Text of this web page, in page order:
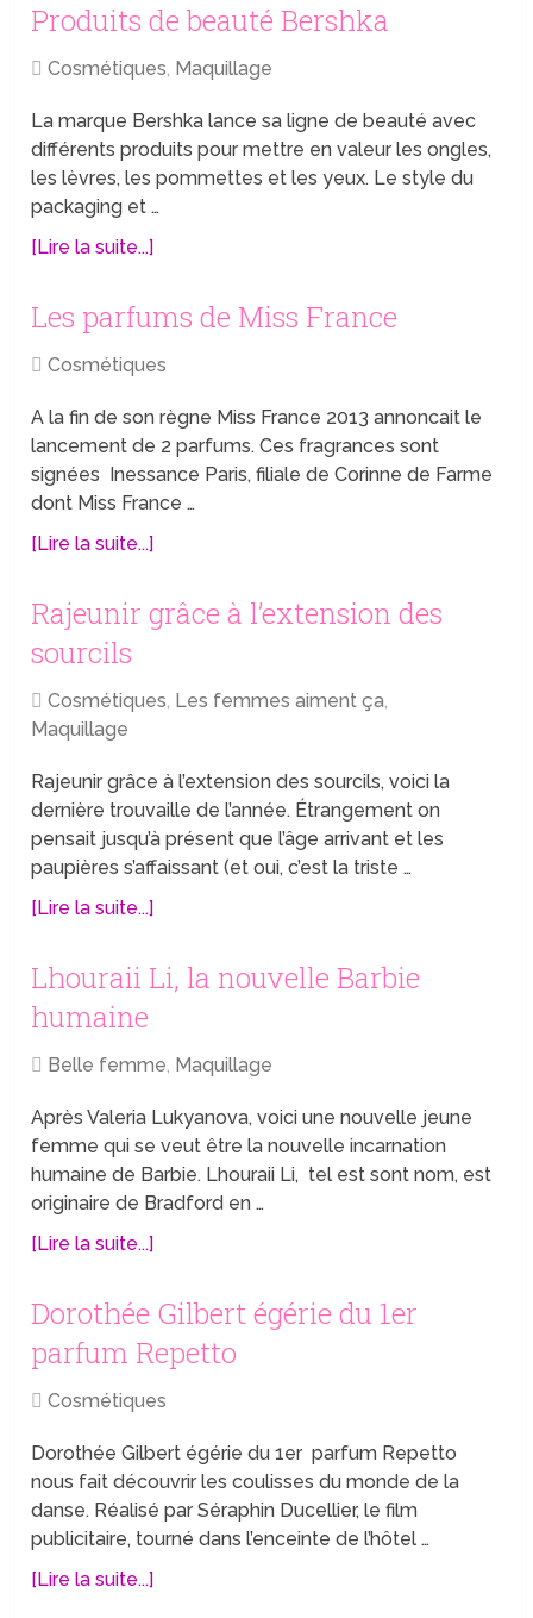
Produits de beauté Bershka
Cosmétiques, Maquillage
La marque Bershka lance sa ligne de beauté avec
différents produits pour mettre en valeur les ongles,
les lèvres, les pommettes et les yeux. Le style du
packaging et …
[Lire la suite...]
Les parfums de Miss France
Cosmétiques
A la fin de son règne Miss France 2013 annoncait le
lancement de 2 parfums. Ces fragrances sont
signées Inessance Paris, filiale de Corinne de Farme
dont Miss France …
[Lire la suite...]
Rajeunir grâce à l’extension des
sourcils
Cosmétiques, Les femmes aiment ça,
Maquillage
Rajeunir grâce à l’extension des sourcils, voici la
dernière trouvaille de l’année. Étrangement on
pensait jusqu’à présent que l’âge arrivant et les
paupières s’affaissant (et oui, c’est la triste …
[Lire la suite...]
Lhouraii Li, la nouvelle Barbie
humaine
Belle femme, Maquillage
Après Valeria Lukyanova, voici une nouvelle jeune
femme qui se veut être la nouvelle incarnation
humaine de Barbie. Lhouraii Li, tel est sont nom, est
originaire de Bradford en …
[Lire la suite...]
Dorothée Gilbert égérie du 1er
parfum Repetto
Cosmétiques
Dorothée Gilbert égérie du 1er parfum Repetto
nous fait découvrir les coulisses du monde de la
danse. Réalisé par Séraphin Ducellier, le film
publicitaire, tourné dans l’enceinte de l’hôtel …
[Lire la suite...]